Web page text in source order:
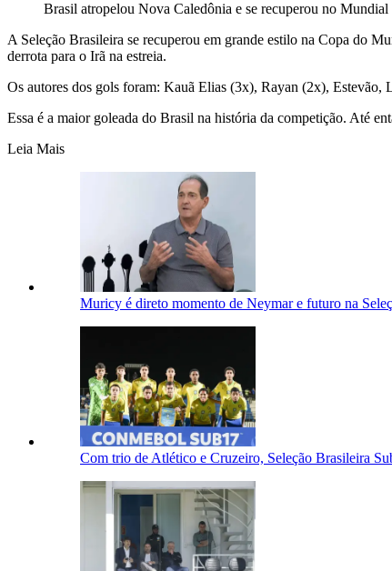
Brasil atropelou Nova Caledônia e se recuperou no Mundial
A Seleção Brasileira se recuperou em grande estilo na Copa do
derrota para o Irã na estreia.
Os autores dos gols foram: Kauã Elias (3x), Rayan (2x),
Essa é a maior goleada do Brasil na história da competição. Até
Leia Mais
Muricy é direto momento de Neymar e futuro na
Com trio de Atlético e Cruzeiro, Seleção Brasileira